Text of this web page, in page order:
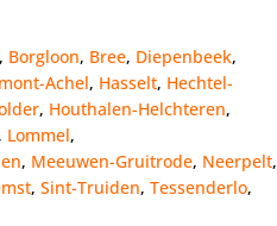
, Borgloon, Bree, Diepenbeek,
Achel, Hasselt, Hechtel-
, Houthalen-Helchteren,
, Lommel,
, Meeuwen-Gruitrode, Neerpelt,
, Sint-Truiden, Tessenderlo,